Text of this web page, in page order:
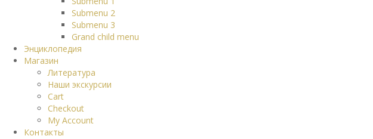
Submenu 2
Submenu 3
Grand child menu
Энциклопедия
Магазин
Литература
Наши экскурсии
Cart
Checkout
My Account
Контакты